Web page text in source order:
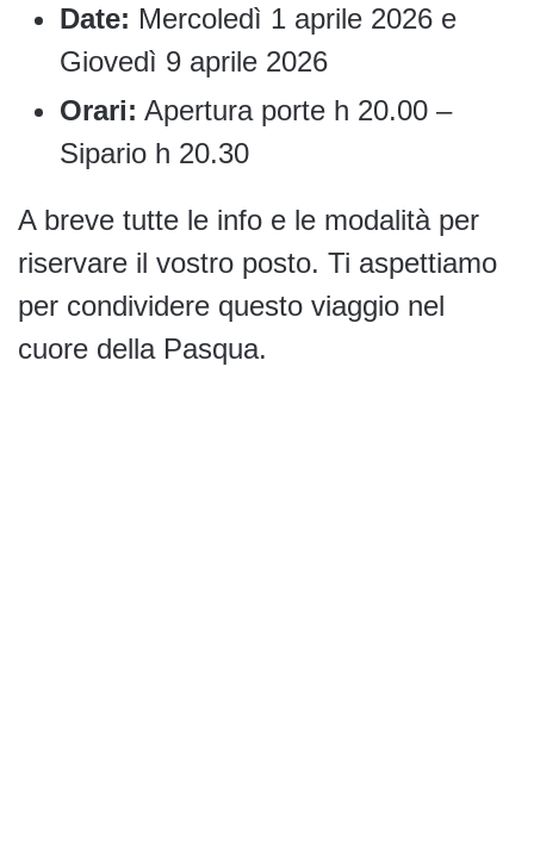
Date: Mercoledì 1 aprile 2026 e
Giovedì 9 aprile 2026
Orari: Apertura porte h 20.00 –
Sipario h 20.30
A breve tutte le info e le modalità per
riservare il vostro posto. Ti aspettiamo
per condividere questo viaggio nel
cuore della Pasqua.